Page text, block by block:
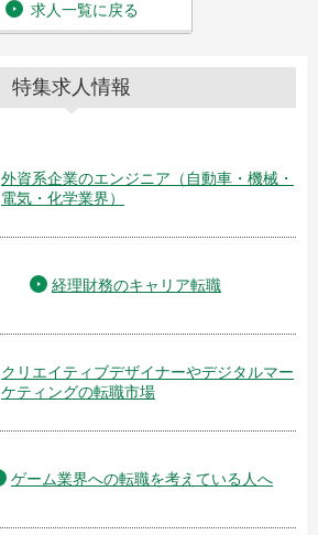
求人一覧に戻る
特集求人情報
外資系企業のエンジニア（自動車・機械・
電気・化学業界）
経理財務のキャリア転職
クリエイティブデザイナーやデジタルマー
ケティングの転職市場
ゲーム業界への転職を考えている人へ